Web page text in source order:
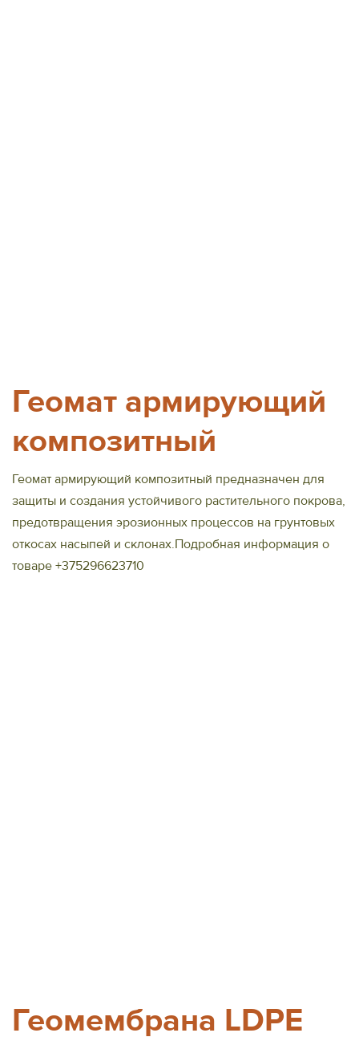
Геомат армирующий
композитный
Геомат армирующий композитный предназначен для
защиты и создания устойчивого растительного покрова,
предотвращения эрозионных процессов на грунтовых
откосах насыпей и склонах.Подробная информация о
товаре +375296623710
Геомембрана LDPE